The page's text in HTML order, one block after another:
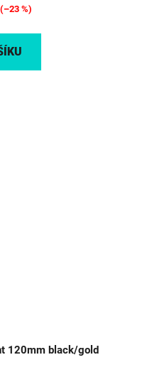
(–23 %)
120mm black/gold